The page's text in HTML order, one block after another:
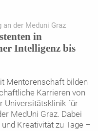
der Meduni Graz
in
Intelligenz bis
Mentorenschaft bilden
Karrieren von
Universitätsklinik für
MedUni Graz. Dabei
Kreativität zu Tage –